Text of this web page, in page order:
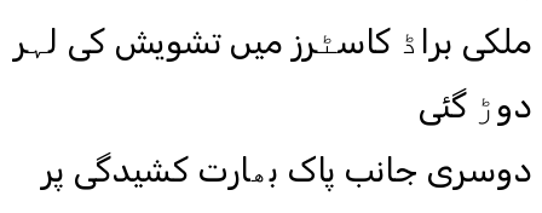
ملکی براڈ کاسٹرز میں تشویش کی لہر
دوڑ گئی
دوسری جانب پاک بھارت کشیدگی پر